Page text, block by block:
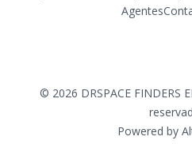
Agentes
© 2026 DRSPACE FINDERS
Powered by